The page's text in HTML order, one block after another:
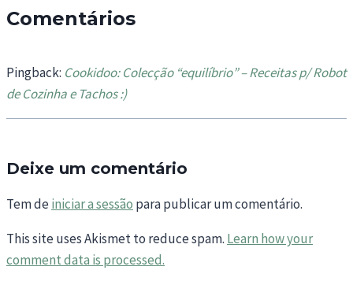
Comentários
Pingback: Cookidoo: Colecção “equilíbrio” – Receitas p/ Robot
de Cozinha e Tachos :)
Deixe um comentário
Tem deiniciar a sessão para publicar um comentário.
This site uses Akismet to reduce spam. Learn how your
comment data is processed.